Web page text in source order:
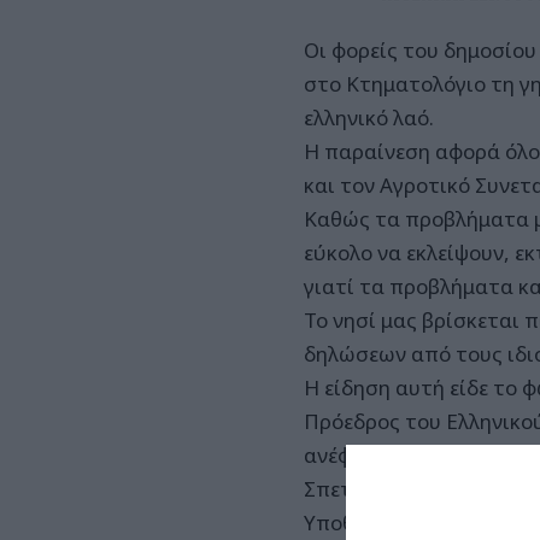
Οι φορείς του
στο Κτηματολόγιο τη
ελληνικό λαό.
Η παραίνεση αφορά
και τον Αγροτικό
Καθώς τα προβλήματα
εύκολο να εκλείψουν,
γιατί τα προβλήματα
Το νησί μας βρίσκεται
δηλώσεων από τους
Η είδηση αυτή είδε το
Πρόεδρος του
ανέφερε «το
Σπετσών, Τροιζηνίας,
Υποθέτουμε ότι η